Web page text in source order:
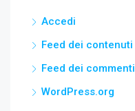
Accedi
Feed dei contenuti
Feed dei commenti
WordPress.org